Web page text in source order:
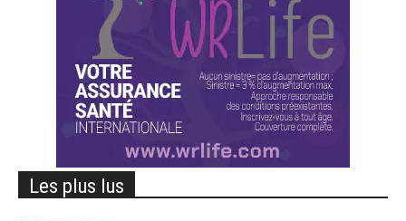
Les plus lus